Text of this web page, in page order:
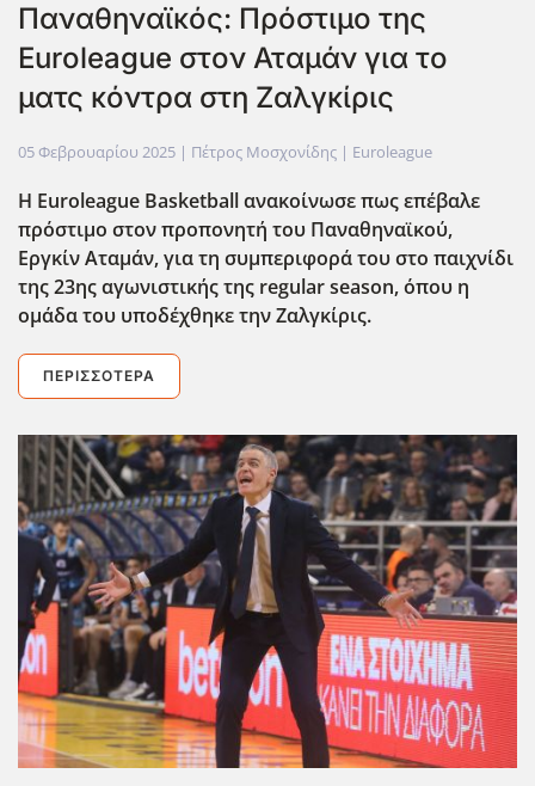
Παναθηναϊκός: Πρόστιμο της
Euroleague στον Αταμάν για το
ματς κόντρα στη Ζαλγκίρις
05 Φεβρουαρίου 2025 | Πέτρος Μοσχονίδης | Euroleague
H Euroleague Basketball ανακοίνωσε πως επέβαλε
πρόστιμο στον προπονητή του Παναθηναϊκού,
Εργκίν Αταμάν, για τη συμπεριφορά του στο παιχνίδι
της 23ης αγωνιστικής της regular season, όπου η
ομάδα του υποδέχθηκε την Ζαλγκίρις.
ΠΕΡΙΣΣΌΤΕΡΑ